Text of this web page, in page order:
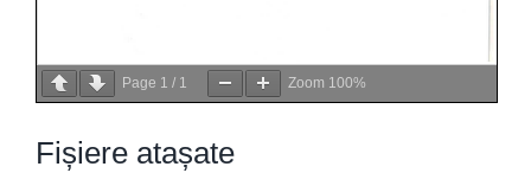
Page 1 / 1 Zoom 100%
Fișiere atașate